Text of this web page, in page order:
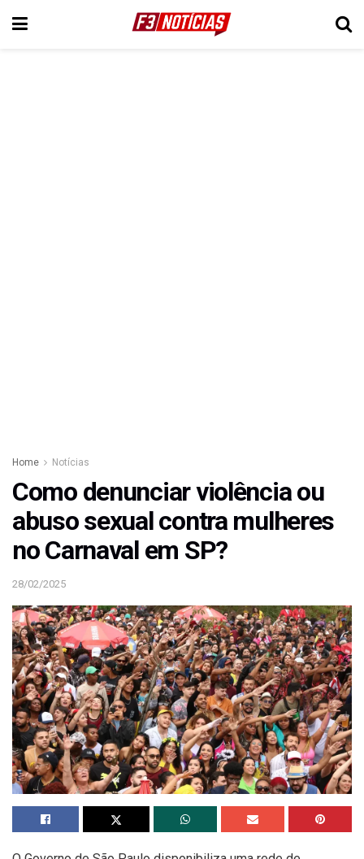
Home Notícias
Como denunciar violência ou
abuso sexual contra mulheres
no Carnaval em SP?
28/02/2025